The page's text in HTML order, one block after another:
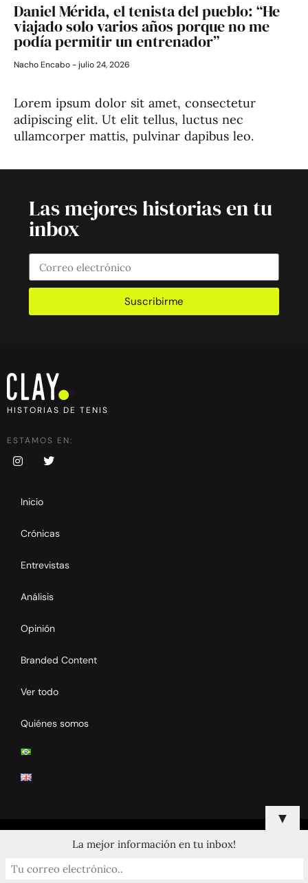
Daniel Mérida, el tenista del pueblo: “He
viajado solo varios años porque no me
podía permitir un entrenador”
Nacho Encabo julio 24, 2026
Lorem ipsum dolor sit amet, consectetur
adipiscing elit. Ut elit tellus, luctus nec
ullamcorper mattis, pulvinar dapibus leo.
Las mejores historias en tu
inbox
Suscribirme
HISTORIAS DE TENIS
ESTAMOS EN:
Inicio
Crónicas
Entrevistas
Análisis
Opinión
Branded Content
Ver todo
Quiénes somos
© 2024 Copyrights by Clay Tennis. All Rights Reserved.
▼
La mejor información en tu inbox!